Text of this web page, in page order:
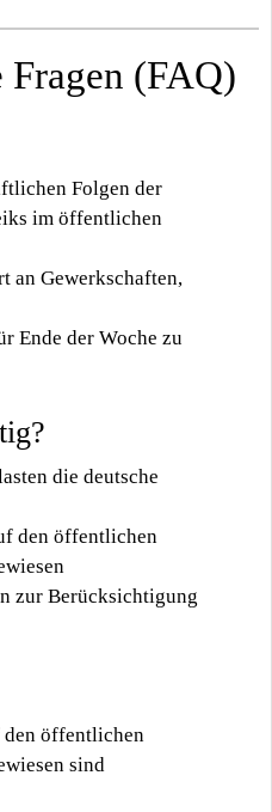
(FAQ)
Folgen der
im öffentlichen
an Gewerkschaften,
Ende der Woche zu
die deutsche
den öffentlichen
zur Berücksichtigung
öffentlichen
sind